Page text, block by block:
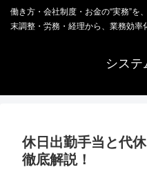
働き方・会社制度・お金の“実務”を
末調整・労務・経理から、業務効率
システ
休日出勤手当と代
徹底解説！